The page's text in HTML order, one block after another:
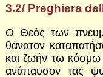
3.2/ Preghiera
Ο Θεός των
θάνατον
και ζωήν τω
ανάπαυσον τας